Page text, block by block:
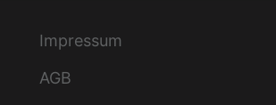
Impressum
AGB